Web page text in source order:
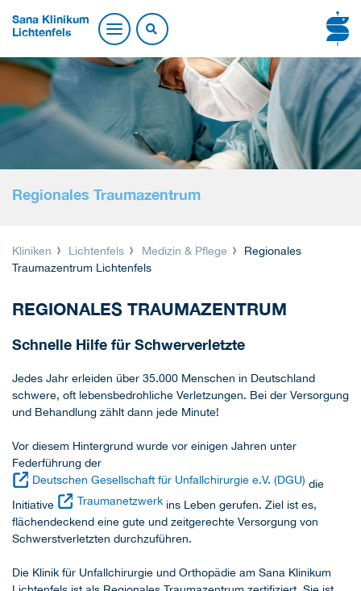
Sana Klinikum
Lichtenfels
Regionales Traumazentrum
Kliniken Lichtenfels Medizin & Pflege
Regionales
Traumazentrum Lichtenfels
REGIONALES TRAUMAZENTRUM
Schnelle Hilfe für Schwerverletzte
Jedes Jahr erleiden über 35.000 Menschen in Deutschland
schwere, oft lebensbedrohliche Verletzungen. Bei der Versorgung
und Behandlung zählt dann jede Minute!
Vor diesem Hintergrund wurde vor einigen Jahren unter
Federführung der
Deutschen Gesellschaft für Unfallchirurgie e.V. (DGU) die
Initiative
Traumanetzwerk ins Leben gerufen. Ziel ist es,
flächendeckend eine gute und zeitgerechte Versorgung von
Schwerstverletzten durchzuführen.
Die Klinik für Unfallchirurgie und Orthopädie am Sana Klinikum